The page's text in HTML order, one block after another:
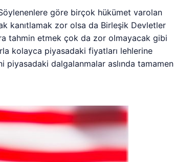
göre birçok hükümet varolan
kanıtlamak zor olsa da Birleşik Devletler
tahmin etmek çok da zor olmayacak gibi
kolayca piyasadaki fiyatları lehlerine
dalgalanmalar aslında tamamen